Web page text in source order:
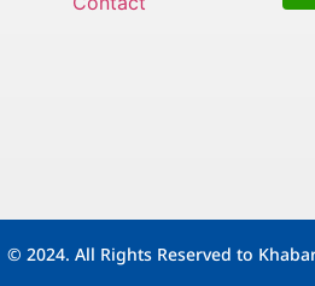
© 2024. All Rights Reserved to